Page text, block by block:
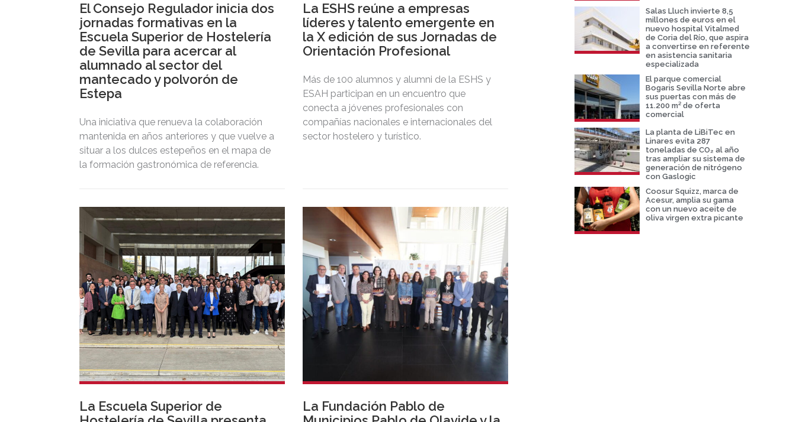
El Consejo Regulador inicia dos
jornadas formativas en la
Escuela Superior de Hostelería
de Sevilla para acercar al
alumnado al sector del
mantecado y polvorón de
Estepa
Una iniciativa que renueva la colaboración
mantenida en años anteriores y que vuelve a
situar a los dulces estepeños en el mapa de
la formación gastronómica de referencia.
La ESHS reúne a empresas
líderes y talento emergente en
la X edición de sus Jornadas de
Orientación Profesional
Más de 100 alumnos y alumni de la ESHS y
ESAH participan en un encuentro que
conecta a jóvenes profesionales con
compañías nacionales e internacionales del
sector hostelero y turístico.
La Escuela Superior de
La Fundación Pablo de
Salas Lluch invierte 8,5
millones de euros en el
nuevo hospital Vitalmed
de Coria del Río, que aspira
a convertirse en referente
en asistencia sanitaria
especializada
El parque comercial
Bogaris Sevilla Norte abre
sus puertas con más de
11.200 m² de oferta
comercial
La planta de LiBiTec en
Linares evita 287
toneladas de CO₂ al año
tras ampliar su sistema de
generación de nitrógeno
con Gaslogic
Coosur Squizz, marca de
Acesur, amplia su gama
con un nuevo aceite de
oliva virgen extra picante